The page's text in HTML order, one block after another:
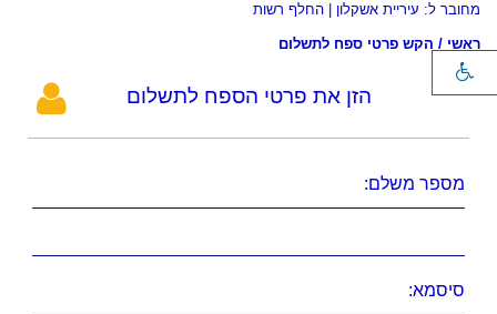
מחובר ל: עיריית אשקלון החלף רשות
ראשי / הקש פרטי ספח לתשלום
הזן את פרטי הספח לתשלום
מספר משלם:
סיסמא: